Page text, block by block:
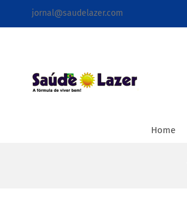
para
jornal@saudelazer.com
Home